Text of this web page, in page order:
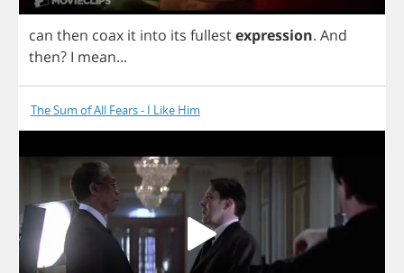
can then coax it into its fullestexpression. And
then? I mean...
The Sum of All Fears - I Like Him